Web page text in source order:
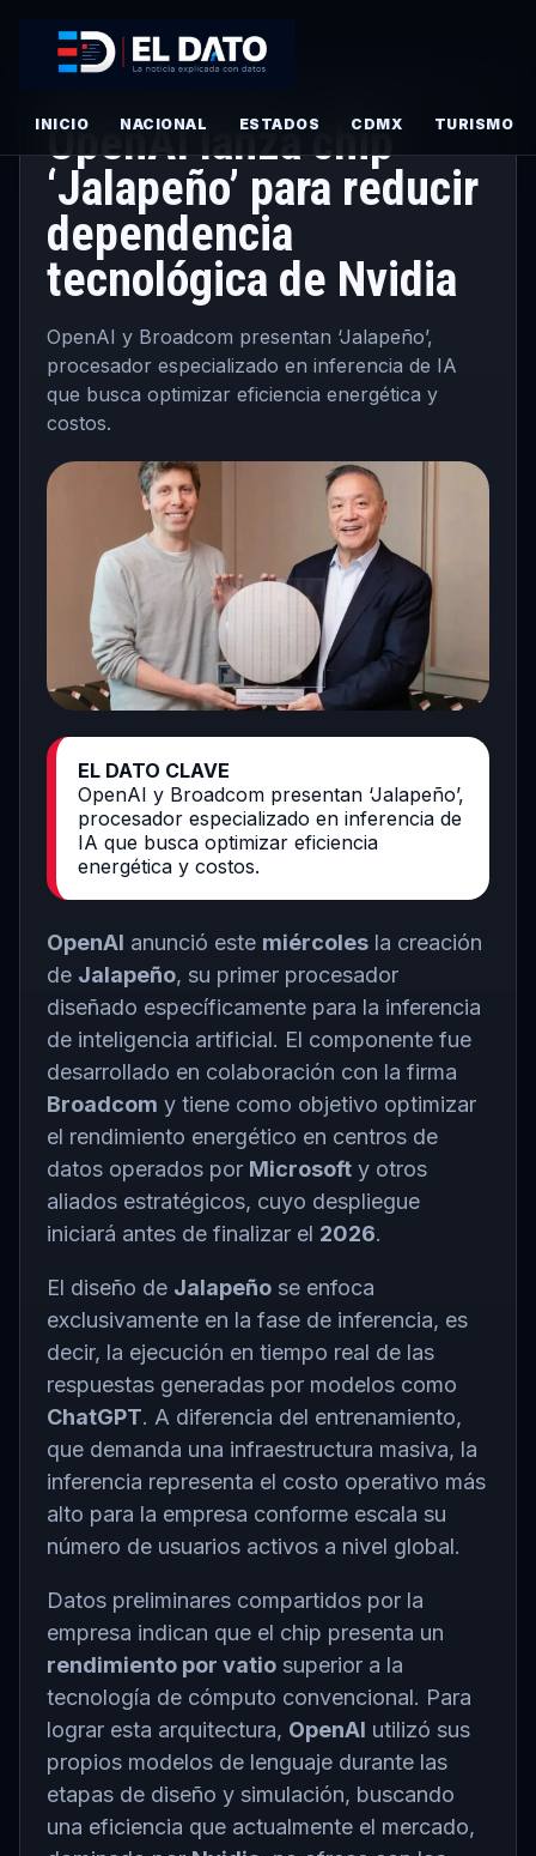
INICIO NACIONAL ESTADOS CDMX TURISMO
OpenAI lanza chip
‘Jalapeño’ para reducir
dependencia
tecnológica de Nvidia
OpenAI y Broadcom presentan ‘Jalapeño’,
procesador especializado en inferencia de IA
que busca optimizar eficiencia energética y
costos.
EL DATO CLAVE
OpenAI y Broadcom presentan ‘Jalapeño’,
procesador especializado en inferencia de
IA que busca optimizar eficiencia
energética y costos.
OpenAI anunció este miércoles la creación
de Jalapeño, su primer procesador
diseñado específicamente para la inferencia
de inteligencia artificial. El componente fue
desarrollado en colaboración con la firma
Broadcom y tiene como objetivo optimizar
el rendimiento energético en centros de
datos operados por Microsoft y otros
aliados estratégicos, cuyo despliegue
iniciará antes de finalizar el 2026.
El diseño de Jalapeño se enfoca
exclusivamente en la fase de inferencia, es
decir, la ejecución en tiempo real de las
respuestas generadas por modelos como
ChatGPT. A diferencia del entrenamiento,
que demanda una infraestructura masiva, la
inferencia representa el costo operativo más
alto para la empresa conforme escala su
número de usuarios activos a nivel global.
Datos preliminares compartidos por la
empresa indican que el chip presenta un
rendimiento por vatio superior a la
tecnología de cómputo convencional. Para
lograr esta arquitectura, OpenAI utilizó sus
propios modelos de lenguaje durante las
etapas de diseño y simulación, buscando
una eficiencia que actualmente el mercado,